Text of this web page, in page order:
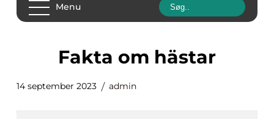
Menu
fakta om hästar
14 september 2023 admin